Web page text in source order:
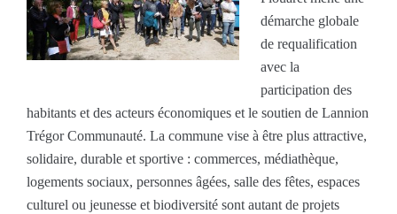
démarche globale
de requalification
avec la
participation des
habitants et des acteurs économiques et le soutien de Lannion
Trégor Communauté. La commune vise à être plus attractive,
solidaire, durable et sportive : commerces, médiathèque,
logements sociaux, personnes âgées, salle des fêtes, espaces
culturel ou jeunesse et biodiversité sont autant de projets